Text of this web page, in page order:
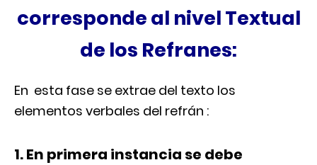
corresponde al nivel Textual
de los Refranes:
En esta fase se extrae del texto los
elementos verbales del refrán :
1. En primera instancia se debe